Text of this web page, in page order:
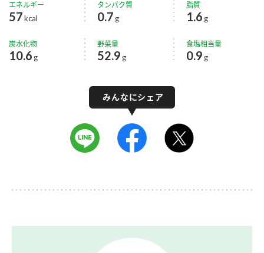
エネルギー
57kcal
タンパク質
0.7 g
脂質
1.6 g
炭水化物
10.6 g
野菜量
52.9 g
食塩相当量
0.9 g